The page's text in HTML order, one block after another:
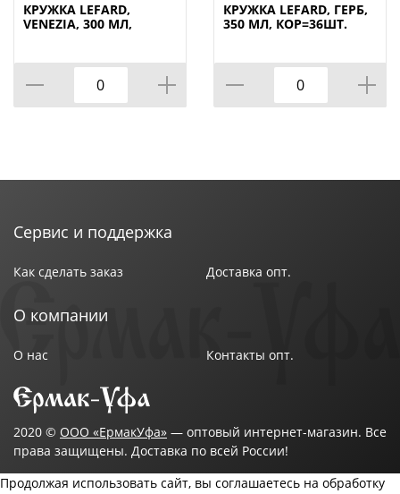
КРУЖКА LEFARD,
VENEZIA, 300 МЛ,
КРУЖКА LEFARD, ГЕРБ,
350 МЛ, КОР=36ШТ.
Сервис и поддержка
Как сделать заказ Доставка опт.
О компании
О нас Контакты опт.
2020 © ООО «ЕрмакУфа» — оптовый интернет-магазин. Все
права защищены. Доставка по всей России!
Продолжая использовать сайт, вы соглашаетесь на обработку